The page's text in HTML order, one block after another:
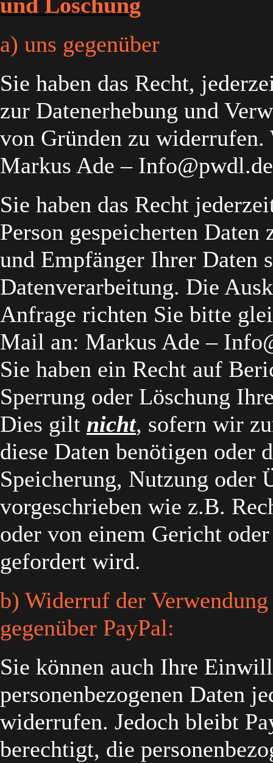
a) uns gegenüber
Sie haben das Recht,
zur Datenerhebung und
von Gründen zu widerrufen.
Markus Ade – Info@pwdl.de
Sie haben das Recht
Person gespeicherten
und Empfänger Ihrer Daten
Datenverarbeitung. Die
Anfrage richten Sie bitte
Mail an: Markus Ade –
Sie haben ein Recht auf
Sperrung oder Löschung
Dies gilt nicht, sofern wir
diese Daten benötigen oder
Speicherung, Nutzung oder
vorgeschrieben wie z.B.
oder von einem Gericht
gefordert wird.
b) Widerruf der
gegenüber PayPal:
Sie können auch Ihre
personenbezogenen Daten
widerrufen. Jedoch bleibt
berechtigt, die